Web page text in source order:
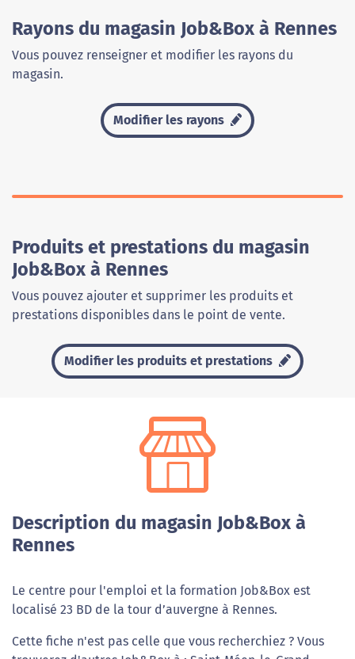
Rayons du magasin Job&Box à Rennes
Vous pouvez renseigner et modifier les rayons du
magasin.
Modifier les rayons
Produits et prestations du magasin
Job&Box à Rennes
Vous pouvez ajouter et supprimer les produits et
prestations disponibles dans le point de vente.
Modifier les produits et prestations
Description du magasin Job&Box à
Rennes
Le centre pour l'emploi et la formation Job&Box est
localisé 23 BD de la tour d’auvergne à Rennes.
Cette fiche n'est pas celle que vous recherchiez ? Vous